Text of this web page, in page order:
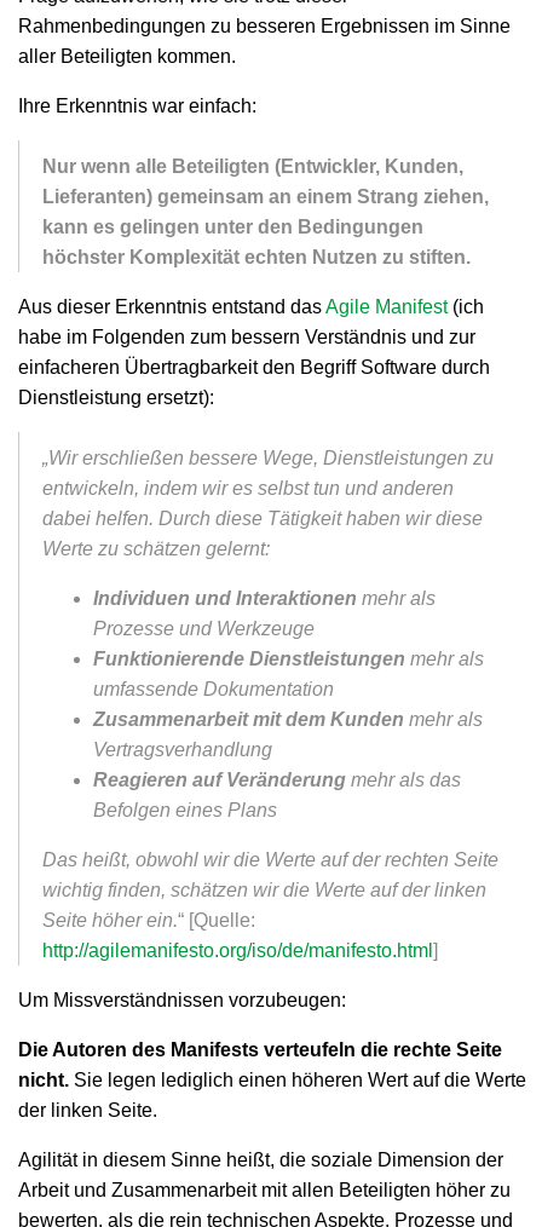
Rahmenbedingungen zu besseren Ergebnissen im Sinne
aller Beteiligten kommen.
Ihre Erkenntnis war einfach:
Nur wenn alle Beteiligten (Entwickler, Kunden,
Lieferanten) gemeinsam an einem Strang ziehen,
kann es gelingen unter den Bedingungen
höchster Komplexität echten Nutzen zu stiften.
Aus dieser Erkenntnis entstand dasAgile Manifest(ich
habe im Folgenden zum bessern Verständnis und zur
einfacheren Übertragbarkeit den Begriff Software durch
Dienstleistung ersetzt):
„Wir erschließen bessere Wege, Dienstleistungen zu
entwickeln, indem wir es selbst tun und anderen
dabei helfen. Durch diese Tätigkeit haben wir diese
Werte zu schätzen gelernt:
Individuen und Interaktionen mehr als
Prozesse und Werkzeuge
Funktionierende Dienstleistungen mehr als
umfassende Dokumentation
Zusammenarbeit mit dem Kunden mehr als
Vertragsverhandlung
Reagieren auf Veränderung mehr als das
Befolgen eines Plans
Das heißt, obwohl wir die Werte auf der rechten Seite
wichtig finden, schätzen wir die Werte auf der linken
Seite höher ein.“ [Quelle:
http://agilemanifesto.org/iso/de/manifesto.html ]
Um Missverständnissen vorzubeugen:
Die Autoren des Manifests verteufeln die rechte Seite
nicht. Sie legen lediglich einen höheren Wert auf die Werte
der linken Seite.
Agilität in diesem Sinne heißt, die soziale Dimension der
Arbeit und Zusammenarbeit mit allen Beteiligten höher zu
bewerten, als die rein technischen Aspekte. Prozesse und